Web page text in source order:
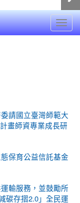
請國立臺灣師範大
畫師資專業成長研
保育公益信託基金
輸服務，並鼓勵所
碳存摺2.0」全民運